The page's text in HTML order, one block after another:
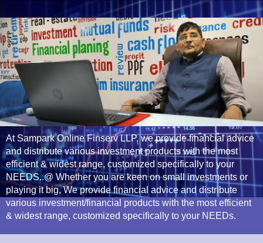
At Sampark Online Finserv LLP, we provide financial advice
and distribute various investment products with the most
efficient & widest range, customized specifically to your
NEEDS..@ Whether you are keen on small investments or
playing it big, We provide financial advice and distribute
various investment/financial products with the most efficient
& widest range, customized specifically to your NEEDs.